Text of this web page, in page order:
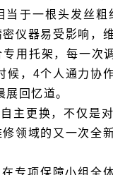
展回忆道。